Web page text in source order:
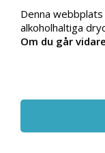
Denna
alkoholhaltiga
Om du går